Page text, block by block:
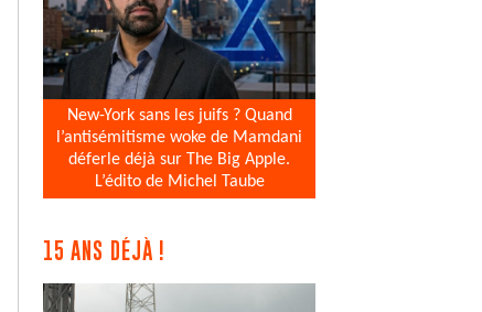
New-York sans les juifs ? Quand
l’antisémitisme woke de Mamdani
déferle déjà sur The Big Apple.
L’édito de Michel Taube
15 ANS DÉJÀ !